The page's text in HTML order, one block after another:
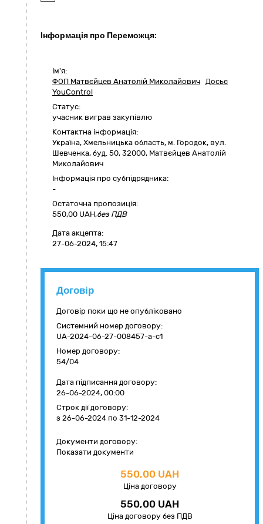
Інформація про Переможця:
Ім'я:
ФОП Матвєйцев Анатолій Миколайович Досьє
YouControl
Статус:
учасник виграв закупівлю
Контактна інформація:
Україна, Хмельницька область, м. Городок, вул.
Шевченка, буд. 50, 32000, Матвєйцев Анатолій
Миколайович
Інформація про субпідрядника:
-
Остаточна пропозиція:
550,00 UAH,без ПДВ
Дата акцепта:
27-06-2024, 15:47
Договір
Договір поки що не опубліковано
Системний номер договору:
UA-2024-06-27-008457-a-c1
Номер договору:
54/04
Дата підписання договору:
26-06-2024, 00:00
Строк дії договору:
з 26-06-2024 по 31-12-2024
Документи договору:
Показати документи
550,00 UAH
Ціна договору
550,00 UAH
Ціна договору без ПДВ